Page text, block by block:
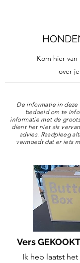
Kom hier
over
De informatie in
bedoeld om te
informatie met de
dient het niet als
advies. Raadpleeg
vermoedt dat er iets
Vers
Ik heb laatst